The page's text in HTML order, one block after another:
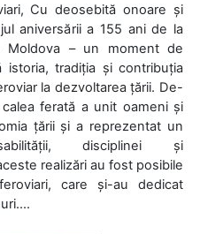
Cu deosebită onoare și
aniversării a 155 ani de la
Moldova – un moment de
istoria, tradiția și contribuția
la dezvoltarea țării. De-
ferată a unit oameni și
țării și a reprezentat un
disciplinei și
realizări au fost posibile
care și-au dedicat